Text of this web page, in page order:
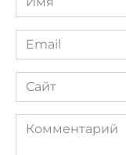
Email
Сайт
Комментарий